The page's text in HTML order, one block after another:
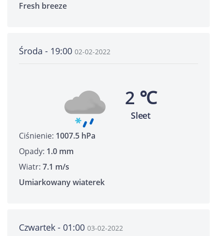
Fresh breeze
Środa - 19:00 02-02-2022
2 ℃
Sleet
Ciśnienie: 1007.5 hPa
Opady: 1.0 mm
Wiatr: 7.1 m/s
Umiarkowany wiaterek
Czwartek - 01:00 03-02-2022